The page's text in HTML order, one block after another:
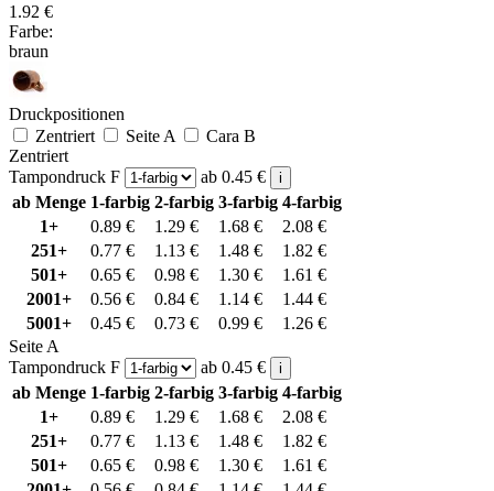
1.92 €
Farbe:
braun
Druckpositionen
Zentriert
Seite A
Cara B
Zentriert
Tampondruck F
ab 0.45 € i
ab Menge 1-farbig 2-farbig 3-farbig 4-farbig
1+
0.89 € 1.29 € 1.68 € 2.08 €
251+
0.77 € 1.13 € 1.48 € 1.82 €
501+
0.65 € 0.98 € 1.30 € 1.61 €
2001+
0.56 € 0.84 € 1.14 € 1.44 €
5001+
0.45 € 0.73 € 0.99 € 1.26 €
Seite A
Tampondruck F
ab 0.45 € i
ab Menge 1-farbig 2-farbig 3-farbig 4-farbig
1+
0.89 € 1.29 € 1.68 € 2.08 €
251+
0.77 € 1.13 € 1.48 € 1.82 €
501+
0.65 € 0.98 € 1.30 € 1.61 €